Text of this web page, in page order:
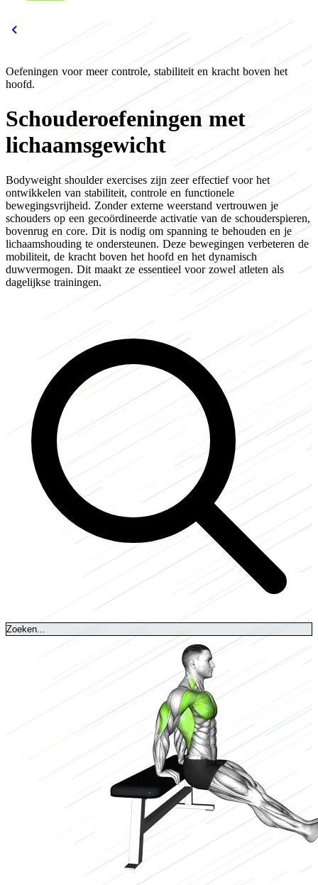
Oefeningen voor meer controle, stabiliteit en kracht boven het
hoofd.
Schouderoefeningen met
lichaamsgewicht
Bodyweight shoulder exercises zijn zeer effectief voor het
ontwikkelen van stabiliteit, controle en functionele
bewegingsvrijheid. Zonder externe weerstand vertrouwen je
schouders op een gecoördineerde activatie van de schouderspieren,
bovenrug en core. Dit is nodig om spanning te behouden en je
lichaamshouding te ondersteunen. Deze bewegingen verbeteren de
mobiliteit, de kracht boven het hoofd en het dynamisch
duwvermogen. Dit maakt ze essentieel voor zowel atleten als
dagelijkse trainingen.